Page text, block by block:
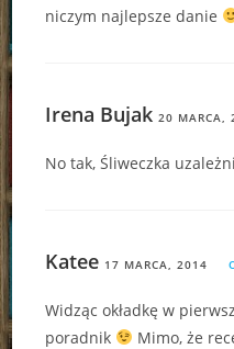
niczym najlepsze danie
Irena Bujak 20 MARCA,
No tak, Śliweczka
Katee 17 MARCA, 2014
Widząc okładkę w
poradnik
Mimo, że